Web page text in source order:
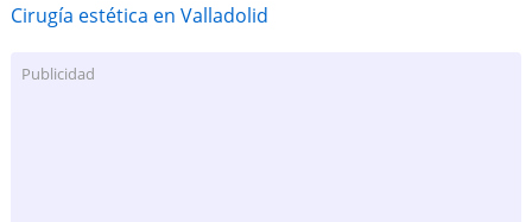
Cirugía estética en Valladolid
Publicidad